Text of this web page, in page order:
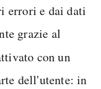
errori e dai dati
grazie al
con un
dell'utente: in